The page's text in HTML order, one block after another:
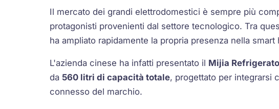
Il mercato dei grandi elettrodomestici è sempre più
protagonisti provenienti dal settore tecnologico. Tra
ha ampliato rapidamente la propria presenza nella smart
L'azienda cinese ha infatti presentato il Mijia
da 560 litri di capacità totale, progettato per integrarsi
connesso del marchio.